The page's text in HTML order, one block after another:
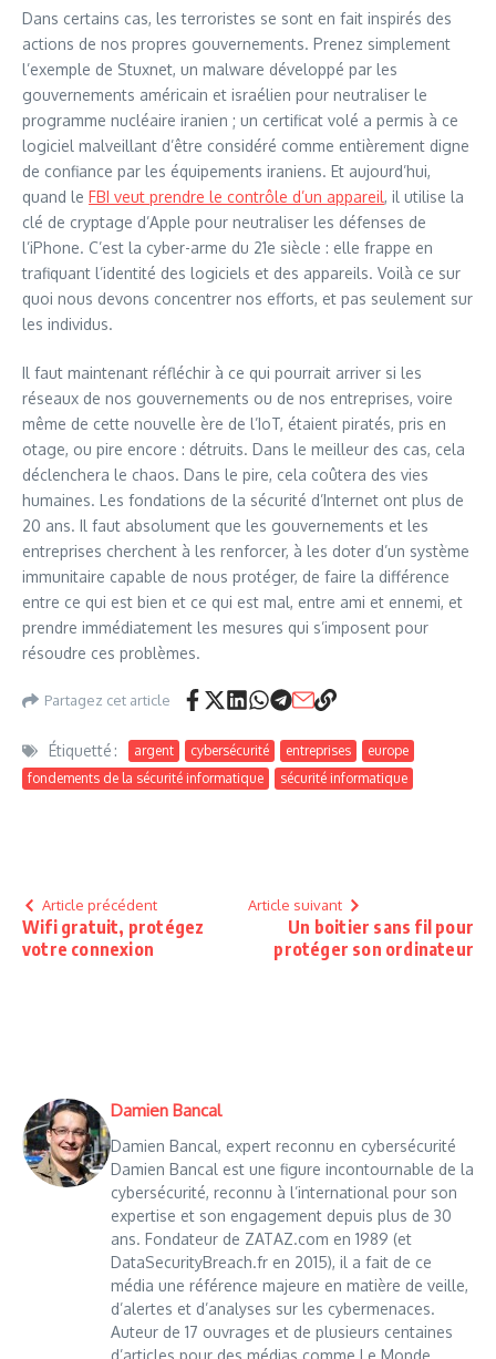
Dans certains cas, les terroristes se sont en fait inspirés des
actions de nos propres gouvernements. Prenez simplement
l’exemple de Stuxnet, un malware développé par les
gouvernements américain et israélien pour neutraliser le
programme nucléaire iranien ; un certificat volé a permis à ce
logiciel malveillant d’être considéré comme entièrement digne
de confiance par les équipements iraniens. Et aujourd’hui,
quand le FBI veut prendre le contrôle d’un appareil, il utilise la
clé de cryptage d’Apple pour neutraliser les défenses de
l’iPhone. C’est la cyber-arme du 21e siècle : elle frappe en
trafiquant l’identité des logiciels et des appareils. Voilà ce sur
quoi nous devons concentrer nos efforts, et pas seulement sur
les individus.
Il faut maintenant réfléchir à ce qui pourrait arriver si les
réseaux de nos gouvernements ou de nos entreprises, voire
même de cette nouvelle ère de l’IoT, étaient piratés, pris en
otage, ou pire encore : détruits. Dans le meilleur des cas, cela
déclenchera le chaos. Dans le pire, cela coûtera des vies
humaines. Les fondations de la sécurité d’Internet ont plus de
20 ans. Il faut absolument que les gouvernements et les
entreprises cherchent à les renforcer, à les doter d’un système
immunitaire capable de nous protéger, de faire la différence
entre ce qui est bien et ce qui est mal, entre ami et ennemi, et
prendre immédiatement les mesures qui s’imposent pour
résoudre ces problèmes.
Partagez cet article
Étiquetté : argent cybersécurité entreprises
europe
fondements de la sécurité informatique
sécurité informatique
Article précédent
Wifi gratuit, protégez
votre connexion
Article suivant
Un boitier sans fil pour
protéger son ordinateur
Damien Bancal
Damien Bancal, expert reconnu en cybersécurité
Damien Bancal est une figure incontournable de la
cybersécurité, reconnu à l’international pour son
expertise et son engagement depuis plus de 30
ans. Fondateur de ZATAZ.com en 1989 (et
DataSecurityBreach.fr en 2015), il a fait de ce
média une référence majeure en matière de veille,
d’alertes et d’analyses sur les cybermenaces.
Auteur de 17 ouvrages et de plusieurs centaines